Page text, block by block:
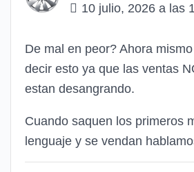
10 julio, 2026 a las
De mal en peor? Ahora
decir esto ya que las ventas
estan desangrando.
Cuando saquen los primeros
lenguaje y se vendan